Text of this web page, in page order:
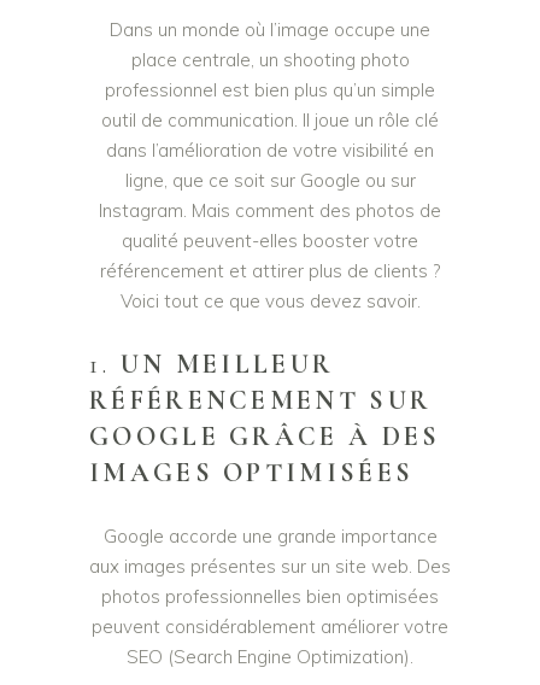
Dans un monde où l’image occupe une
place centrale, un shooting photo
professionnel est bien plus qu’un simple
outil de communication. Il joue un rôle clé
dans l’amélioration de votre visibilité en
ligne, que ce soit sur Google ou sur
Instagram. Mais comment des photos de
qualité peuvent-elles booster votre
référencement et attirer plus de clients ?
Voici tout ce que vous devez savoir.
1. UN MEILLEUR
RÉFÉRENCEMENT SUR
GOOGLE GRÂCE À DES
IMAGES OPTIMISÉES
Google accorde une grande importance
aux images présentes sur un site web. Des
photos professionnelles bien optimisées
peuvent considérablement améliorer votre
SEO (Search Engine Optimization).